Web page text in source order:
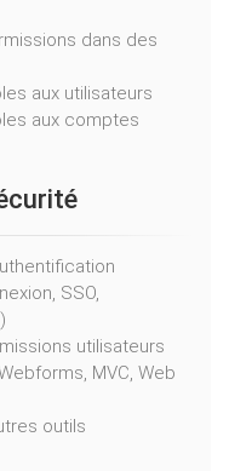
dans des
aux utilisateurs
aux comptes
SSO,
utilisateurs
MVC, Web
outils